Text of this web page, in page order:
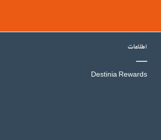
اطلاعات
Destinia Rewards